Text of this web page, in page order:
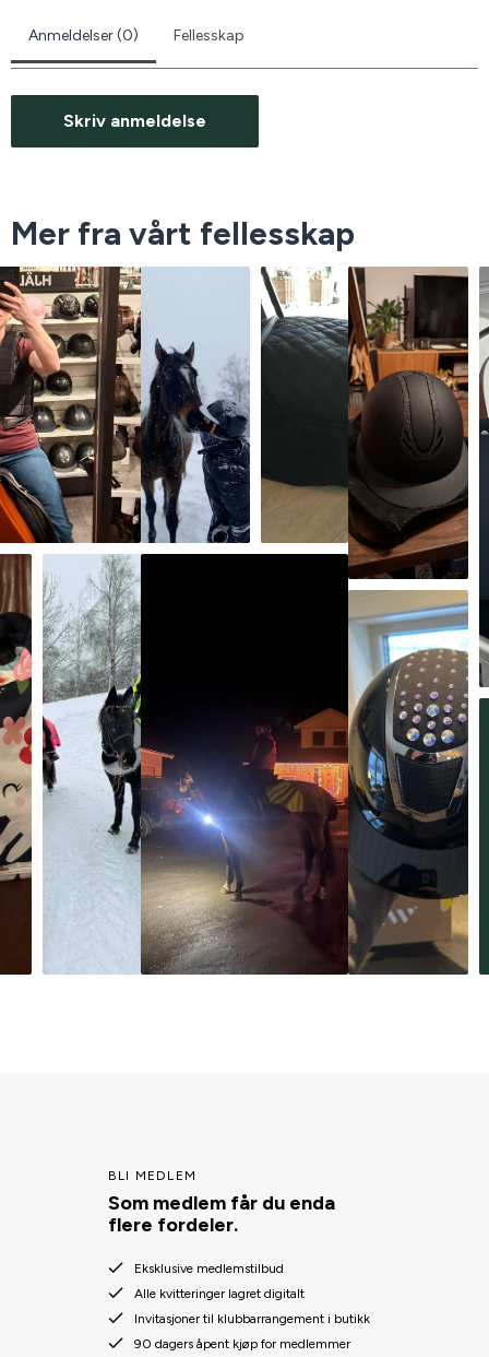
Anmeldelser (0) Fellesskap
Skriv anmeldelse
Mer fra vårt fellesskap
BLI MEDLEM
Som medlem får du enda
flere fordeler.
Eksklusive medlemstilbud
Alle kvitteringer lagret digitalt
Invitasjoner til klubbarrangement i butikk
90 dagers åpent kjøp for medlemmer